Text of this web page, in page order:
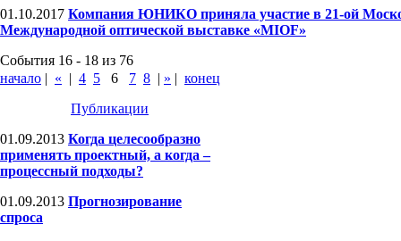
01.10.2017 Компания ЮНИКО приняла участие в 21-ой
Международной оптической выставке «MIOF»
События 16 - 18 из 76
начало | « | 4 5 6 7 8 | » | конец
Публикации
01.09.2013 Когда целесообразно
применять проектный, а когда –
процессный подходы?
01.09.2013 Прогнозирование
спроса